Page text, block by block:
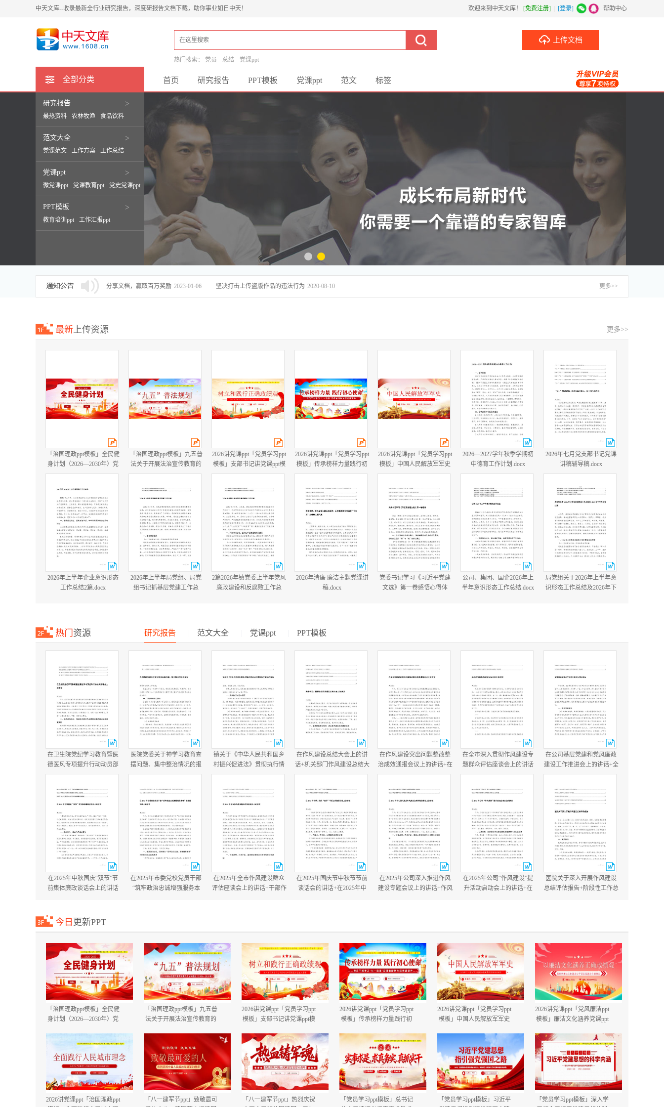
欢迎来到中天文库！ [免费注册] [登录] 帮助中心
中天文库--收录最新全行业研究报告，深度研报告文档下载，助你事业如日中天！
热门搜索： 党员 总结 党课ppt
上传文档
全部分类
研究报告 >
最热资料 农林牧渔 食品饮料
范文大全 >
党课范文 工作方案 工作总结
党课ppt >
微党课ppt 党课教育ppt 党史党课ppt
PPT模板 >
教育培训ppt
工作汇报ppt
述职报告ppt
首页 研究报告 PPT模板 党课ppt 范文 标签
分享文档，赢取百万奖励 2023-01-06 坚决打击上传盗版作品的违法行为 2020-08-10 更多>>
最新上传资源 更多>>
「治国理政ppt模板」全民健
身计划（2026—2030年）党
课ppt模板「带完整内
「治国理政ppt模板」九五普
法关于开展法治宣传教育的
第九个五年规划（2026－
2026讲党课ppt「党员学习ppt
模板」支部书记讲党课ppt模
板「带完整内容」.pptx
2026讲党课ppt「党员学习ppt
模板」传承榜样力量践行初
心使命PP学习“七一勋章”获
整内容」.pptx
2026讲党课ppt「党员学习ppt
模板」中国人民解放军军史
建军99周年八一建军节国防
整内容】.pptx
2026—2027学年秋季学期初
中德育工作计划.docx
2026年七月党支部书记党课
讲稿辅导稿.docx
2026年上半年企业意识形态
工作总结2篇.docx
2026年上半年局党组、局党
组书记抓基层党建工作总
2篇2026年镇党委上半年党风
廉政建设和反腐败工作总
2026年清廉 廉洁主题党课讲
稿.docx
党委书记学习《习近平党建
文选》第一卷感悟心得体
公司、集团、国企2026年上
半年意识形态工作总结.docx
局党组关于2026年上半年意
识形态工作总结及2026年下
热门 资源 研究报告 范文大全 党课ppt PPT模板
在卫生院党纪学习教育暨医
德医风专项提升行动动员部
署会上的讲话在医院医德医
署会议上的讲话.docx
医院党委关于神学习教育查
摆问题、集中整治情况的报
告+医院学习教育总结报
镇关于《中华人民共和国乡
村振兴促进法》贯彻执行情
况的报告+乡党委书记任职两
报告.docx
在作风建设总结大会上的讲
话+机关部门作风建设总结大
会主持词.docx
在作风建设突出问题整改整
治成效通报会议上的讲话+在
作风建设总结大会上的讲
在全市深入贯彻作风建设专
题群众评估座谈会上的讲话
+县政府党组作风建设总结会
在公司基层党建和党风廉政
建设工作推进会上的讲话+全
镇落实全面从严治党主体责
在2025年中秋国庆“双节”节
前集体廉政谈话会上的讲话
在2025年市委党校党员干部
“筑牢政治忠诚增强服务本
在2025年全市作风建设群众
评估座谈会上的讲话+干部作
在2025年国庆节中秋节节前
谈话会的讲话+在2025年中
在2025年公司深入推进作风
建设专题会议上的讲话+作风
在2025年公司“作风建设”提
升活动启动会上的讲话+在
医院关于深入开展作风建设
总结评估报告+阶段性工作总
今日 更新PPT
「治国理政ppt模板」全民健
身计划（2026—2030年）党
「治国理政ppt模板」九五普
法关于开展法治宣传教育的
整内容」.pptx
2026讲党课ppt「党员学习ppt
模板」支部书记讲党课ppt模
2026讲党课ppt「党员学习ppt
模板」传承榜样力量践行初
得者精神党课ppt模板「带完
整内容」.pptx
2026讲党课ppt「党员学习ppt
模板」中国人民解放军军史
教育培训党课ppt模板【含完
整内容】.pptx
2026讲党课ppt「党风廉洁ppt
模板」廉洁文化涵养党课ppt
2026讲党课ppt「治国理政ppt
「八一建军节ppt」致敬最可
「八一建军节ppt」热烈庆祝
「党员学习ppt模板」总书记
「党员学习ppt模板」习近平
「党员学习ppt模板」深入学